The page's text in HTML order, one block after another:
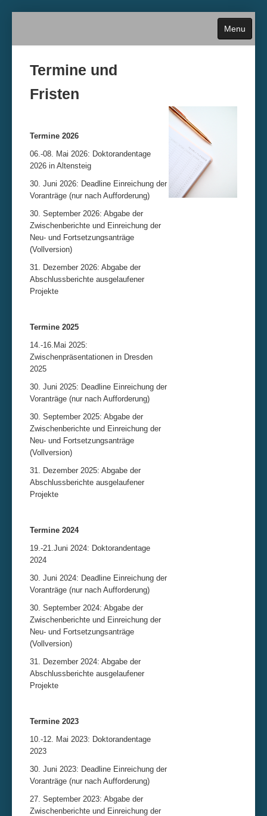
Menu
Home
Über die Stiftung
Antragstellung
Termine und Fristen
Historie
Kontakt
Impressum & Datenschutz
Termine und
Fristen
Termine 2026
06.-08. Mai 2026: Doktorandentage
2026 in Altensteig
30. Juni 2026: Deadline Einreichung der
Voranträge (nur nach Aufforderung)
30. September 2026: Abgabe der
Zwischenberichte und Einreichung der
Neu- und Fortsetzungsanträge
(Vollversion)
31. Dezember 2026: Abgabe der
Abschlussberichte ausgelaufener
Projekte
Termine 2025
14.-16.Mai 2025:
Zwischenpräsentationen in Dresden
2025
30. Juni 2025: Deadline Einreichung der
Voranträge (nur nach Aufforderung)
30. September 2025: Abgabe der
Zwischenberichte und Einreichung der
Neu- und Fortsetzungsanträge
(Vollversion)
31. Dezember 2025: Abgabe der
Abschlussberichte ausgelaufener
Projekte
Termine 2024
19.-21.Juni 2024: Doktorandentage
2024
30. Juni 2024: Deadline Einreichung der
Voranträge (nur nach Aufforderung)
30. September 2024: Abgabe der
Zwischenberichte und Einreichung der
Neu- und Fortsetzungsanträge
(Vollversion)
31. Dezember 2024: Abgabe der
Abschlussberichte ausgelaufener
Projekte
Termine 2023
10.-12. Mai 2023: Doktorandentage
2023
30. Juni 2023: Deadline Einreichung der
Voranträge (nur nach Aufforderung)
27. September 2023: Abgabe der
Zwischenberichte und Einreichung der